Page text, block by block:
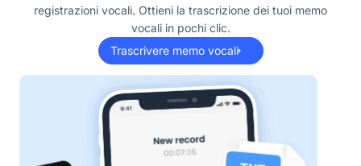
registrazioni vocali. Ottieni la trascrizione dei tuoi memo
vocali in pochi clic.
Trascrivere memo vocali